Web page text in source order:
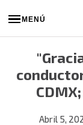
MENÚ
Abril 5,